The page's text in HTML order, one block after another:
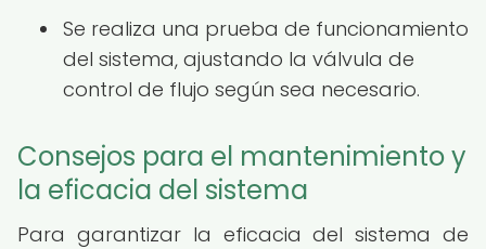
Se realiza una prueba de funcionamiento
del sistema, ajustando la válvula de
control de flujo según sea necesario.
Consejos para el mantenimiento y
la eficacia del sistema
Para garantizar la eficacia del sistema de